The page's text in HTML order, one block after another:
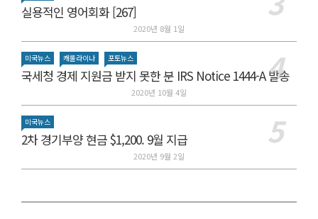
실용적인 영어회화 [267]
2020년 8월 1일
미국뉴스 캐롤라이나 포토뉴스
국세청 경제 지원금 받지 못한 분 IRS Notice 1444-A 발송
2020년 10월 4일
미국뉴스
2차 경기부양 현금 $1,200. 9월 지급
2020년 9월 2일